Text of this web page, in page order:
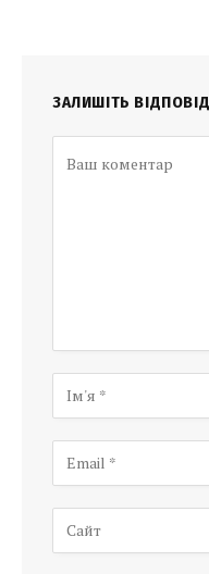
ЗАЛИШІТЬ